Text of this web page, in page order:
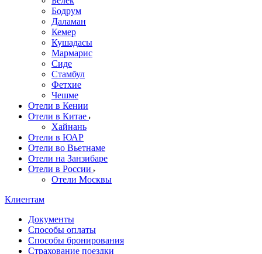
Бодрум
Даламан
Кемер
Кушадасы
Мармарис
Сиде
Стамбул
Фетхие
Чешме
Отели в Кении
Отели в Китае
Хайнань
Отели в ЮАР
Отели во Вьетнаме
Отели на Занзибаре
Отели в России
Отели Москвы
Клиентам
Документы
Способы оплаты
Способы бронирования
Страхование поездки